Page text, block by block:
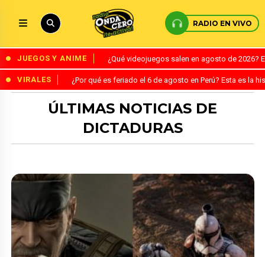
RADIO EN VIVO
JUEGOS Y ANIME ¿Qué videojuegos salen en agosto de
VIRALES ¿Por qué es feriado el 6 de agosto en Perú? Esta es la
ÚLTIMAS NOTICIAS DE
DICTADURAS